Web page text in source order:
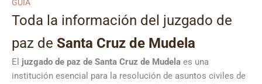
GUIA
Toda la información del juzgado de
paz de Santa Cruz de Mudela
El juzgado de paz de Santa Cruz de Mudela es una
institución esencial para la resolución de asuntos civiles de